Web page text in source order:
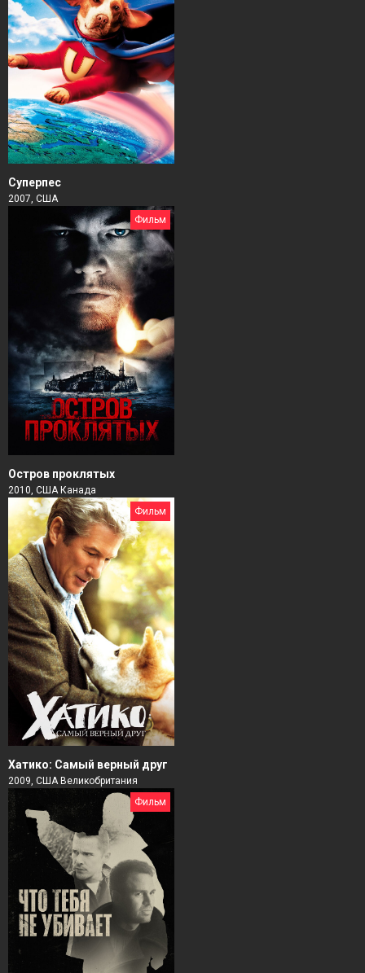
Суперпес
2007, США
Фильм
Остров проклятых
2010, США Канада
Фильм
Хатико: Самый верный друг
2009, США Великобритания
Фильм